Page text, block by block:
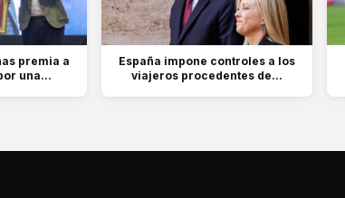
premia a
una...
España impone controles a los
viajeros procedentes de...